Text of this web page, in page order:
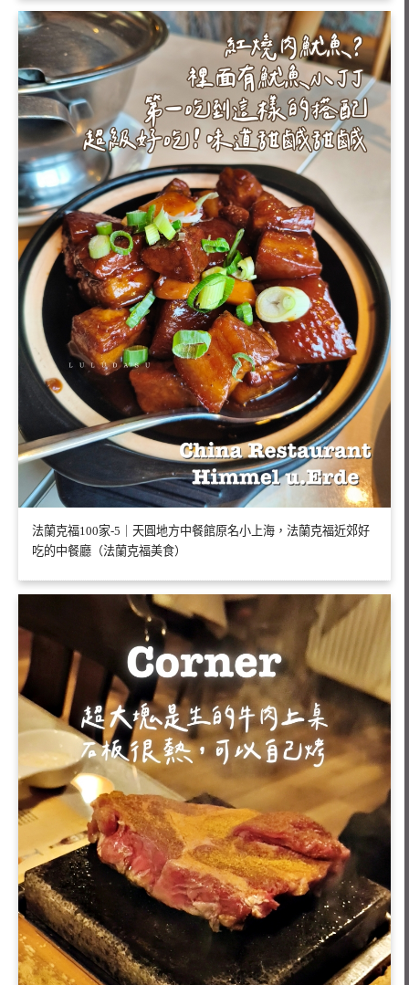
法蘭克福100家-5｜天圓地方中餐館原名小上海，法蘭克福近郊好
吃的中餐廳（法蘭克福美食）